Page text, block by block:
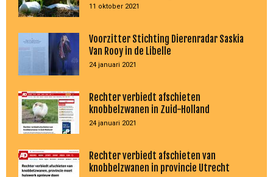
11 oktober 2021
Voorzitter Stichting Dierenradar Saskia
Van Rooy in de Libelle
24 januari 2021
Rechter verbiedt afschieten
knobbelzwanen in Zuid-Holland
24 januari 2021
Rechter verbiedt afschieten van
knobbelzwanen in provincie Utrecht